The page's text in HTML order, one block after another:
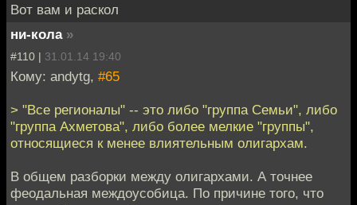
Вот вам и раскол
ни-кола »
#110 | 31.01.14 19:40
Кому: andytg, #65
> "Все регионалы" -- это либо "группа Семьи", либо
"группа Ахметова", либо более мелкие "группы",
относящиеся к менее влиятельным олигархам.
В общем разборки между олигархами. А точнее
феодальная междоусобица. По причине того, что